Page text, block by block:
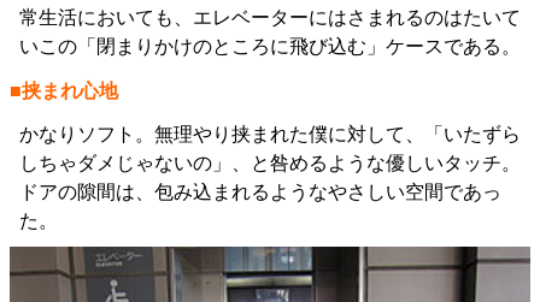
常生活においても、エレベーターにはさまれるのはたいて
いこの「閉まりかけのところに飛び込む」ケースである。
■挟まれ心地
かなりソフト。無理やり挟まれた僕に対して、「いたずら
しちゃダメじゃないの」、と咎めるような優しいタッチ。
ドアの隙間は、包み込まれるようなやさしい空間であっ
た。